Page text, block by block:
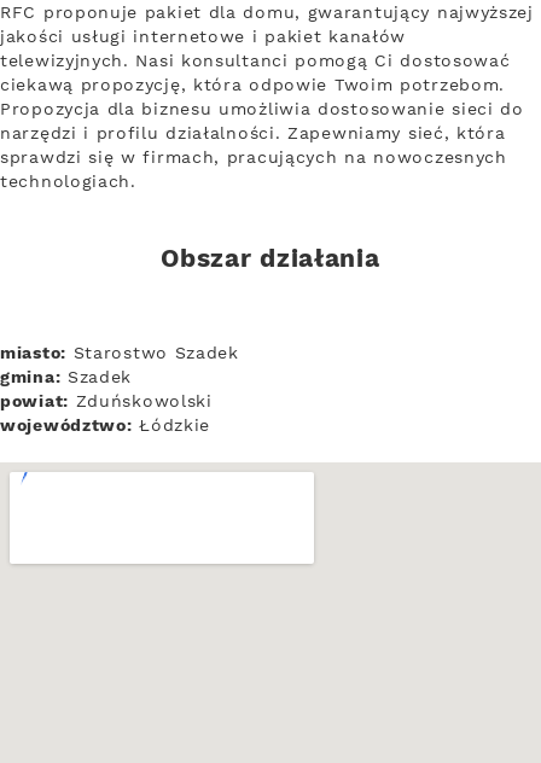
RFC proponuje pakiet dla domu, gwarantujący najwyższej
jakości usługi internetowe i pakiet kanałów
telewizyjnych. Nasi konsultanci pomogą Ci dostosować
ciekawą propozycję, która odpowie Twoim potrzebom.
Propozycja dla biznesu umożliwia dostosowanie sieci do
narzędzi i profilu działalności. Zapewniamy sieć, która
sprawdzi się w firmach, pracujących na nowoczesnych
technologiach.
Obszar działania
miasto: Starostwo Szadek
gmina: Szadek
powiat: Zduńskowolski
województwo: Łódzkie